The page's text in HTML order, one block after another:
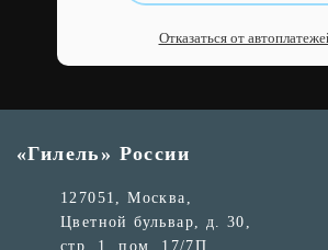
Отказаться от
«Гилель» России
127051, Москва,
Цветной бульвар, д. 30,
стр. 1, пом. 17/7П